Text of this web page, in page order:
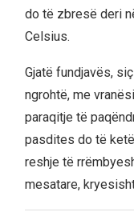
do të zbresë deri
Celsius.
Gjatë fundjavës,
ngrohtë, me
paraqitje të
pasdites do të
reshje të
mesatare,